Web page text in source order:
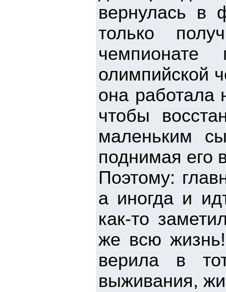
вернулась в
только
олимпийской
она работала
чтобы
маленьким
поднимая его
Поэтому:
а иногда и
как-то
же всю
верила в
выживания,